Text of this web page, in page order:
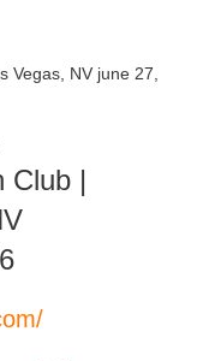
Club |